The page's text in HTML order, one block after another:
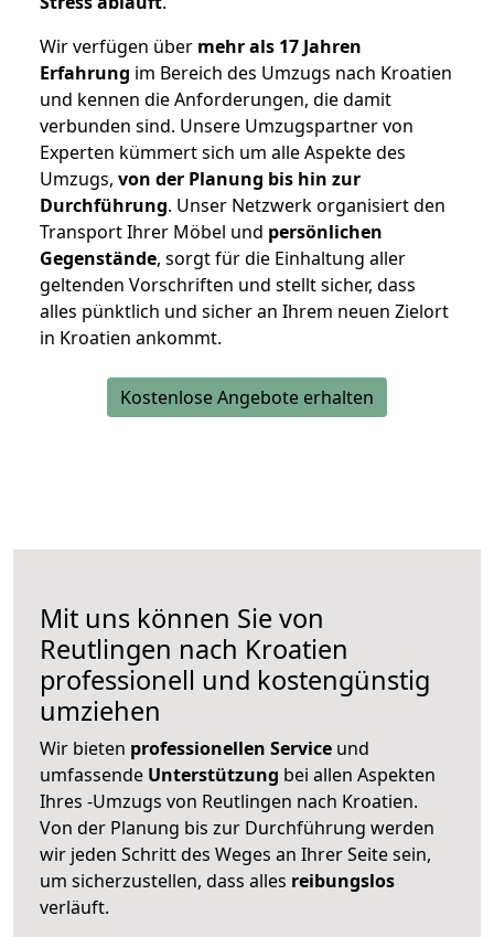
Wir verfügen über mehr als 17 Jahren
Erfahrung im Bereich des Umzugs nach Kroatien
und kennen die Anforderungen, die damit
verbunden sind. Unsere Umzugspartner von
Experten kümmert sich um alle Aspekte des
Umzugs, von der Planung bis hin zur
Durchführung. Unser Netzwerk organisiert den
Transport Ihrer Möbel und persönlichen
Gegenstände, sorgt für die Einhaltung aller
geltenden Vorschriften und stellt sicher, dass
alles pünktlich und sicher an Ihrem neuen Zielort
in Kroatien ankommt.
Kostenlose Angebote erhalten
Mit uns können Sie von
Reutlingen nach Kroatien
professionell und kostengünstig
umziehen
Wir bieten professionellen Service und
umfassende Unterstützung bei allen Aspekten
Ihres -Umzugs von Reutlingen nach Kroatien.
Von der Planung bis zur Durchführung werden
wir jeden Schritt des Weges an Ihrer Seite sein,
um sicherzustellen, dass alles reibungslos
verläuft.